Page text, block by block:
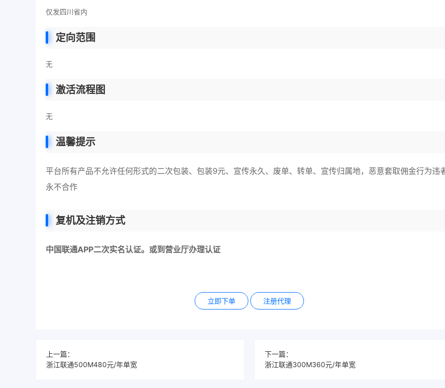
仅发四川省内
定向范围
无
激活流程图
无
温馨提示
平台所有产品不允许任何形式的二次包装、包装9元、宣传永久、废单、转单、宣传归属地，恶意套取佣金行为违
永不合作
复机及注销方式
中国联通APP二次实名认证。或到营业厅办理认证
立即下单 注册代理
上一篇：
浙江联通500M480元/年单宽
下一篇：
浙江联通300M360元/年单宽